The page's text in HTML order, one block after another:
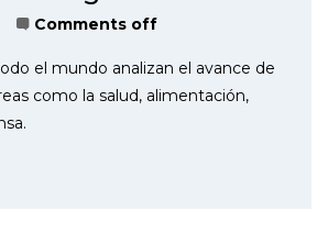
Comments off
el mundo analizan el avance de
como la salud, alimentación,